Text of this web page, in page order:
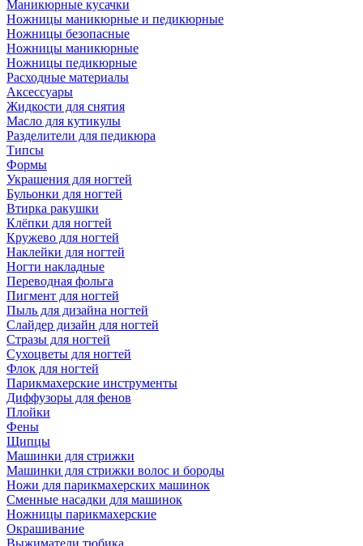
Маникюрные кусачки
Ножницы маникюрные и педикюрные
Ножницы безопасные
Ножницы маникюрные
Ножницы педикюрные
Расходные материалы
Аксессуары
Жидкости для снятия
Масло для кутикулы
Разделители для педикюра
Типсы
Формы
Украшения для ногтей
Бульонки для ногтей
Втирка ракушки
Клёпки для ногтей
Кружево для ногтей
Наклейки для ногтей
Ногти накладные
Переводная фольга
Пигмент для ногтей
Пыль для дизайна ногтей
Слайдер дизайн для ногтей
Стразы для ногтей
Сухоцветы для ногтей
Флок для ногтей
Парикмахерские инструменты
Диффузоры для фенов
Плойки
Фены
Щипцы
Машинки для стрижки
Машинки для стрижки волос и бороды
Ножи для парикмахерских машинок
Сменные насадки для машинок
Ножницы парикмахерские
Окрашивание
Выжиматели тюбика